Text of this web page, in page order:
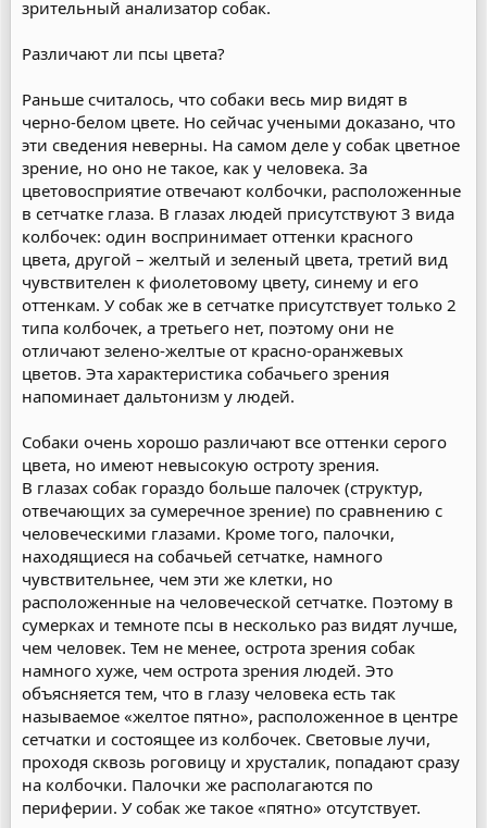
зрительный анализатор собак.
Различают ли псы цвета?
Раньше считалось, что собаки весь мир видят в
черно-белом цвете. Но сейчас учеными доказано, что
эти сведения неверны. На самом деле у собак цветное
зрение, но оно не такое, как у человека. За
цветовосприятие отвечают колбочки, расположенные
в сетчатке глаза. В глазах людей присутствуют 3 вида
колбочек: один воспринимает оттенки красного
цвета, другой – желтый и зеленый цвета, третий вид
чувствителен к фиолетовому цвету, синему и его
оттенкам. У собак же в сетчатке присутствует только 2
типа колбочек, а третьего нет, поэтому они не
отличают зелено-желтые от красно-оранжевых
цветов. Эта характеристика собачьего зрения
напоминает дальтонизм у людей.
Собаки очень хорошо различают все оттенки серого
цвета, но имеют невысокую остроту зрения.
В глазах собак гораздо больше палочек (структур,
отвечающих за сумеречное зрение) по сравнению с
человеческими глазами. Кроме того, палочки,
находящиеся на собачьей сетчатке, намного
чувствительнее, чем эти же клетки, но
расположенные на человеческой сетчатке. Поэтому в
сумерках и темноте псы в несколько раз видят лучше,
чем человек. Тем не менее, острота зрения собак
намного хуже, чем острота зрения людей. Это
объясняется тем, что в глазу человека есть так
называемое «желтое пятно», расположенное в центре
сетчатки и состоящее из колбочек. Световые лучи,
проходя сквозь роговицу и хрусталик, попадают сразу
на колбочки. Палочки же располагаются по
периферии. У собак же такое «пятно» отсутствует.